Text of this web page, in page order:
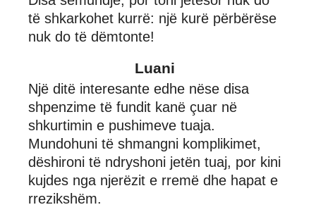
të shkarkohet kurrë: një kurë përbërëse
nuk do të dëmtonte!
Luani
Një ditë interesante edhe nëse disa
shpenzime të fundit kanë çuar në
shkurtimin e pushimeve tuaja.
Mundohuni të shmangni komplikimet,
dëshironi të ndryshoni jetën tuaj, por kini
kujdes nga njerëzit e rremë dhe hapat e
rrezikshëm.